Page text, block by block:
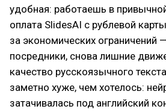
удобная: работаешь в
оплата SlidesAI с рублевой
за экономических ограничений
посредники, снова лишние
качество русскоязычного
заметно хуже, чем хотелось:
затачивалась под английский